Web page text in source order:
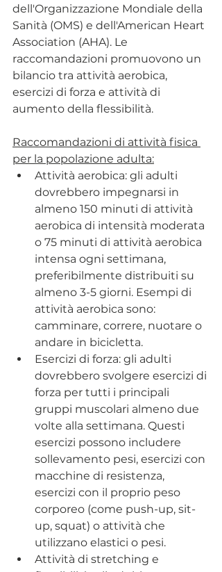
dell'Organizzazione Mondiale della
Sanità (OMS) e dell'American Heart
Association (AHA). Le
raccomandazioni promuovono un
bilancio tra attività aerobica,
esercizi di forza e attività di
aumento della flessibilità.
Raccomandazioni di attività fisica
per la popolazione adulta:
Attività aerobica: gli adulti
dovrebbero impegnarsi in
almeno 150 minuti di attività
aerobica di intensità moderata
o 75 minuti di attività aerobica
intensa ogni settimana,
preferibilmente distribuiti su
almeno 3-5 giorni. Esempi di
attività aerobica sono:
camminare, correre, nuotare o
andare in bicicletta.
Esercizi di forza: gli adulti
dovrebbero svolgere esercizi di
forza per tutti i principali
gruppi muscolari almeno due
volte alla settimana. Questi
esercizi possono includere
sollevamento pesi, esercizi con
macchine di resistenza,
esercizi con il proprio peso
corporeo (come push-up, sit-
up, squat) o attività che
utilizzano elastici o pesi.
Attività di stretching e